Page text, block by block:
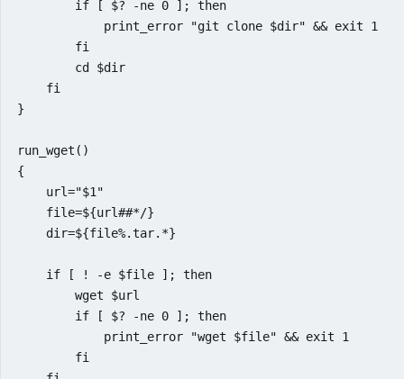
        if [ $? -ne 0 ]; then
            print_error "git clone $dir" && exit 1
        fi
        cd $dir
    fi
}
run_wget()
{
    url="$1"
    file=${url##*/}
    dir=${file%.tar.*}
    if [ ! -e $file ]; then
        wget $url
        if [ $? -ne 0 ]; then
            print_error "wget $file" && exit 1
        fi